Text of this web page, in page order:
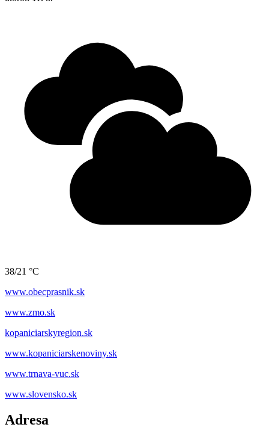
38/21 °C
www.obecprasnik.sk
www.zmo.sk
kopaniciarskyregion.sk
www.kopaniciarskenoviny.sk
www.trnava-vuc.sk
www.slovensko.sk
Adresa